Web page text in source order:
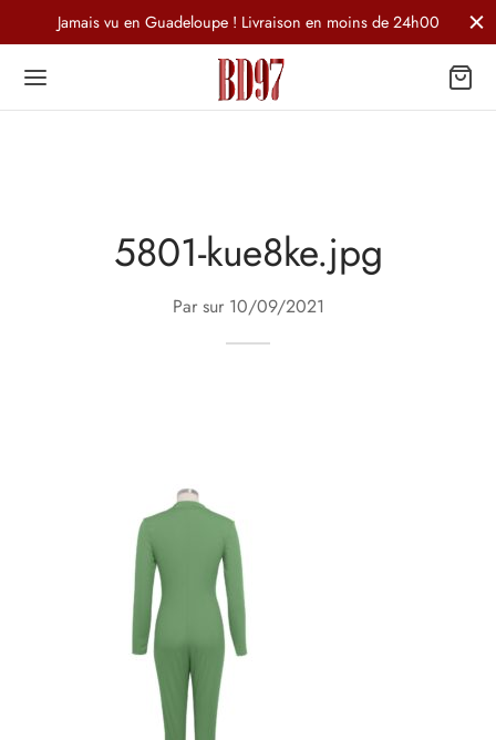
Jamais vu en Guadeloupe ! Livraison en moins de 24h00
5801-kue8ke.jpg
Par sur 10/09/2021